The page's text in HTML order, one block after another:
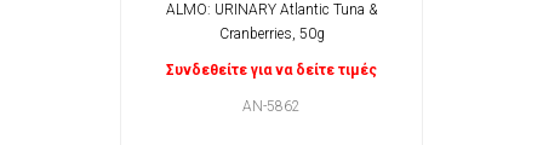
ALMO: URINARY Atlantic Tuna &
Cranberries, 50g
Συνδεθείτε για να δείτε τιμές
AN-5862